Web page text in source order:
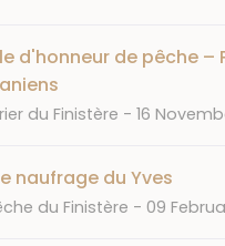
d'honneur de pêche –
du Finistère DATE
16
naufrage du Yves
du Finistère DATE
09